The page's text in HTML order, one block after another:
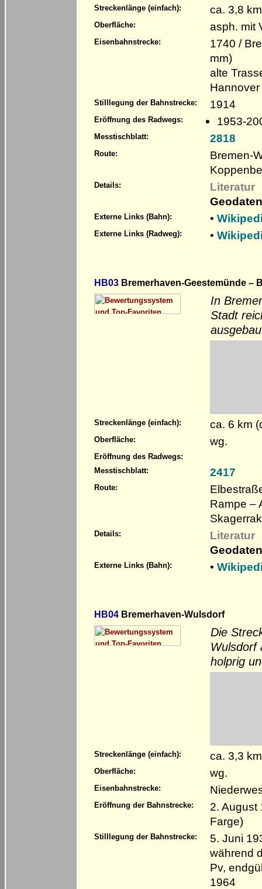
Streckenlänge (einfach): ca. 3,8
Oberfläche: asph. mit
Eisenbahnstrecke:
1740 /
mm)
alte
Stilllegung der Bahnstrecke: 1914
Eröffnung des Radwegs: 1953-
Messtischblatt: 2818
Route:
Bremen-
Details:
Literatur
Externe Links (Bahn): •
Externe Links (Radweg): •
HB03 Bremerhaven-Geestemünde –
In
Stadt
Streckenlänge (einfach): ca. 6 km
Oberfläche: wg.
Eröffnung des Radwegs:
Messtischblatt:
2417
Route:
Rampe –
Details:
Literatur
Externe Links (Bahn): •
HB04 Bremerhaven-Wulsdorf
Die
Wulsdorf
holprig
Streckenlänge (einfach): ca. 3,3
Oberfläche: wg.
Eisenbahnstrecke:
Eröffnung der Bahnstrecke:
2. August
Farge)
Stilllegung der Bahnstrecke:
5. Juni
während
Pv,
1964